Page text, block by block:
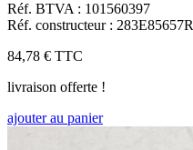
Réf. BTVA : 101560397
Réf. constructeur : 283E85657R
84,78 € TTC
livraison offerte !
ajouter au panier